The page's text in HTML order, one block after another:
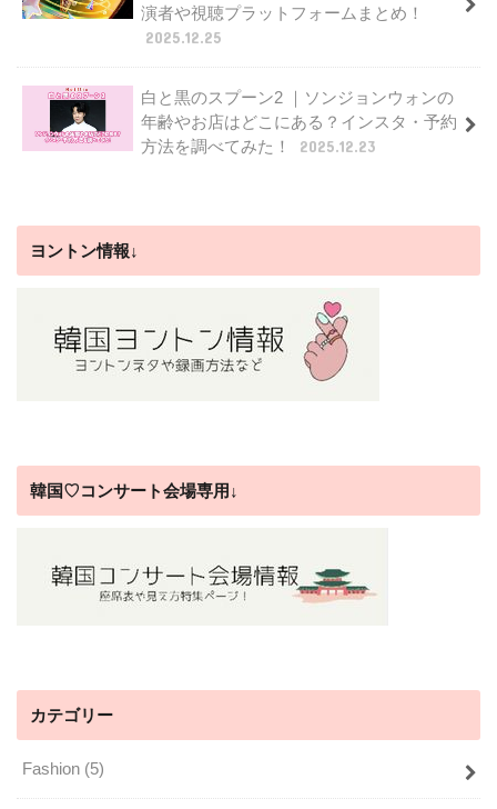
演者や視聴プラットフォームまとめ！
2025.12.25
白と黒のスプーン2 ｜ソンジョンウォンの
年齢やお店はどこにある？インスタ・予約
方法を調べてみた！
2025.12.23
ヨントン情報↓
韓国♡コンサート会場専用↓
カテゴリー
Fashion (5)